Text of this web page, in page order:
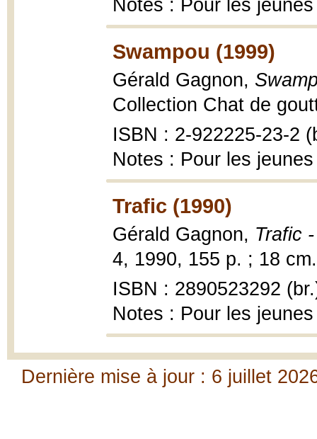
Notes : Pour les jeunes
Swampou (1999)
Gérald Gagnon,
Collection Chat de
ISBN : 2-922225-23-2
Notes : Pour les
Trafic (1990)
Gérald Gagnon, Trafic
4, 1990, 155 p. ; 18 cm.
ISBN : 2890523292
Notes : Pour les
Dernière mise à jour : 6 juillet